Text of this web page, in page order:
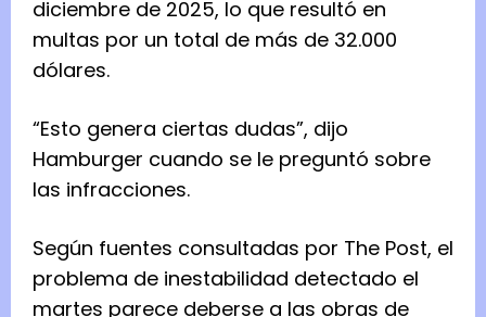
diciembre de 2025, lo que resultó en
multas por un total de más de 32.000
dólares.
“Esto genera ciertas dudas”, dijo
Hamburger cuando se le preguntó sobre
las infracciones.
Según fuentes consultadas por The Post, el
problema de inestabilidad detectado el
martes parece deberse a las obras de